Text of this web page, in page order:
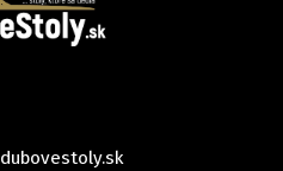
dubovestoly.sk